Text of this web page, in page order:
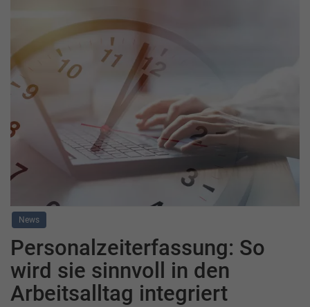
News
Personalzeiterfassung: So
wird sie sinnvoll in den
Arbeitsalltag integriert